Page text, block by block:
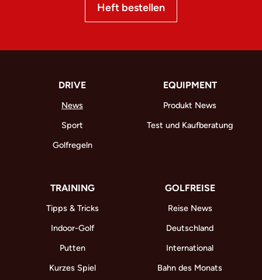
Heft bestellen
DRIVE
News
Sport
Golfregeln
EQUIPMENT
Produkt News
Test und Kaufberatung
TRAINING
Tipps & Tricks
Indoor-Golf
Putten
Kurzes Spiel
GOLFREISE
Reise News
Deutschland
International
Bahn des Monats